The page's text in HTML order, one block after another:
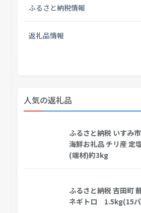
ふるさと納税情報
返礼品情報
人気の返礼品
ふるさと納税 いすみ
海鮮お礼品 チリ産 定
(端材)約3kg
ふるさと納税 吉田町
ネギトロ 1.5kg(15パ